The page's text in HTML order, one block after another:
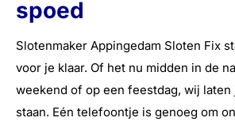
spoed
Slotenmaker Appingedam Sloten Fix
voor je klaar. Of het nu midden in de
weekend of op een feestdag, wij laten
staan. Eén telefoontje is genoeg om